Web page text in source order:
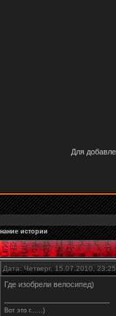
Для
истории
Дата: Четверг, 15.07.2010,
Где изобрели велосипед)
Вот это г......)